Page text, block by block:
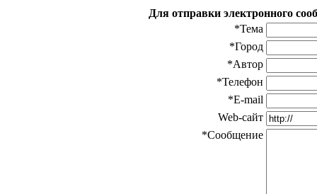
Для отправки электронного
*Тема
*Город
*Автор
*Телефон
*E-mail
Web-сайт
*Сообщение